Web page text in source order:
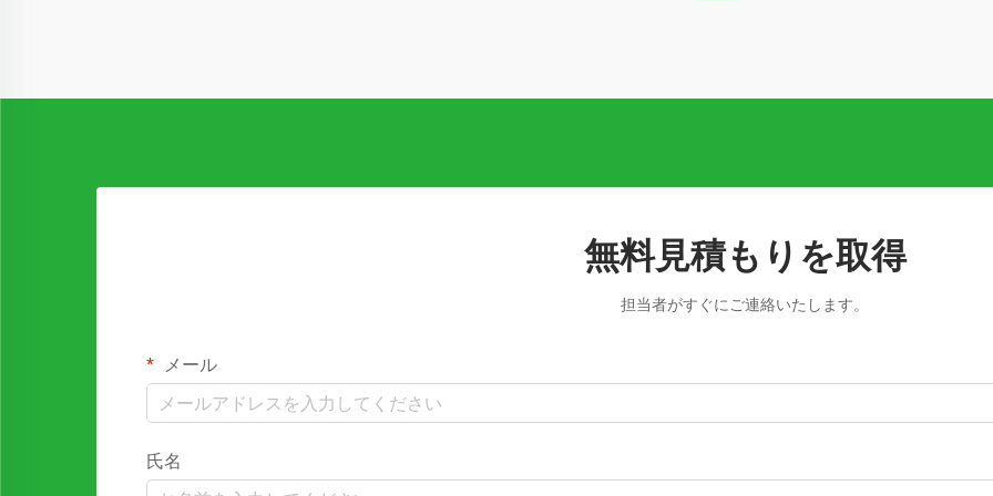
無料見積もりを取得
担当者がすぐにご連絡いたします。
メール
氏名